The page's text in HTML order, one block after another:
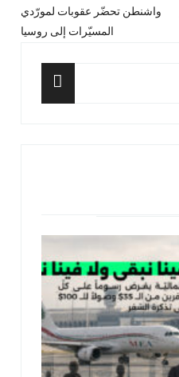
واشنطن تحضّر عقوبات لمورّدي
المسيّرات إلى روسيا